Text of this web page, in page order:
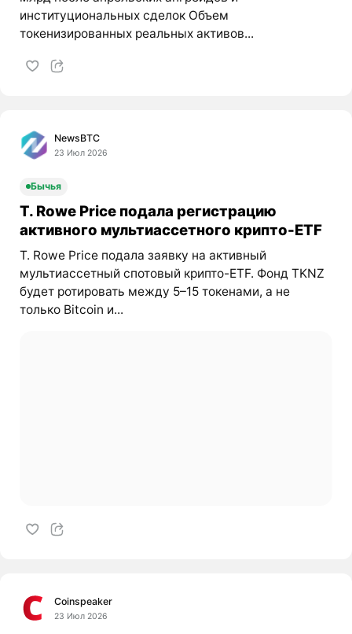
институциональных сделок Объем
токенизированных реальных активов...
NewsBTC
23 Июл 2026
Бычья
T. Rowe Price подала регистрацию
активного мультиассетного крипто-ETF
T. Rowe Price подала заявку на активный
мультиассетный спотовый крипто-ETF. Фонд TKNZ
будет ротировать между 5–15 токенами, а не
только Bitcoin и...
Coinspeaker
23 Июл 2026